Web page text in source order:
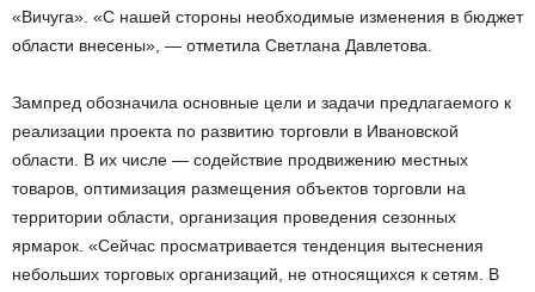
«Вичуга». «С нашей стороны необходимые изменения в бюджет
области внесены», — отметила Светлана Давлетова.
Зампред обозначила основные цели и задачи предлагаемого к
реализации проекта по развитию торговли в Ивановской
области. В их числе — содействие продвижению местных
товаров, оптимизация размещения объектов торговли на
территории области, организация проведения сезонных
ярмарок. «Сейчас просматривается тенденция вытеснения
небольших торговых организаций, не относящихся к сетям. В